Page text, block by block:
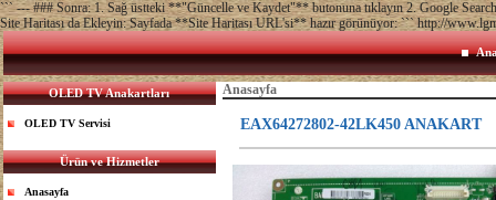
``` --- ### Sonra: 1. Sağ üstteki **"Güncelle ve Kaydet"** butonuna tıklayın 2. Google
Site Haritası da Ekleyin: Sayfada **Site Haritası URL'si** hazır görünüyor: ``` http://
OLED TV Anakartları
OLED TV Servisi
Ürün ve Hizmetler
Anasayfa
Anasayfa
EAX64272802-42LK450 ANAKART